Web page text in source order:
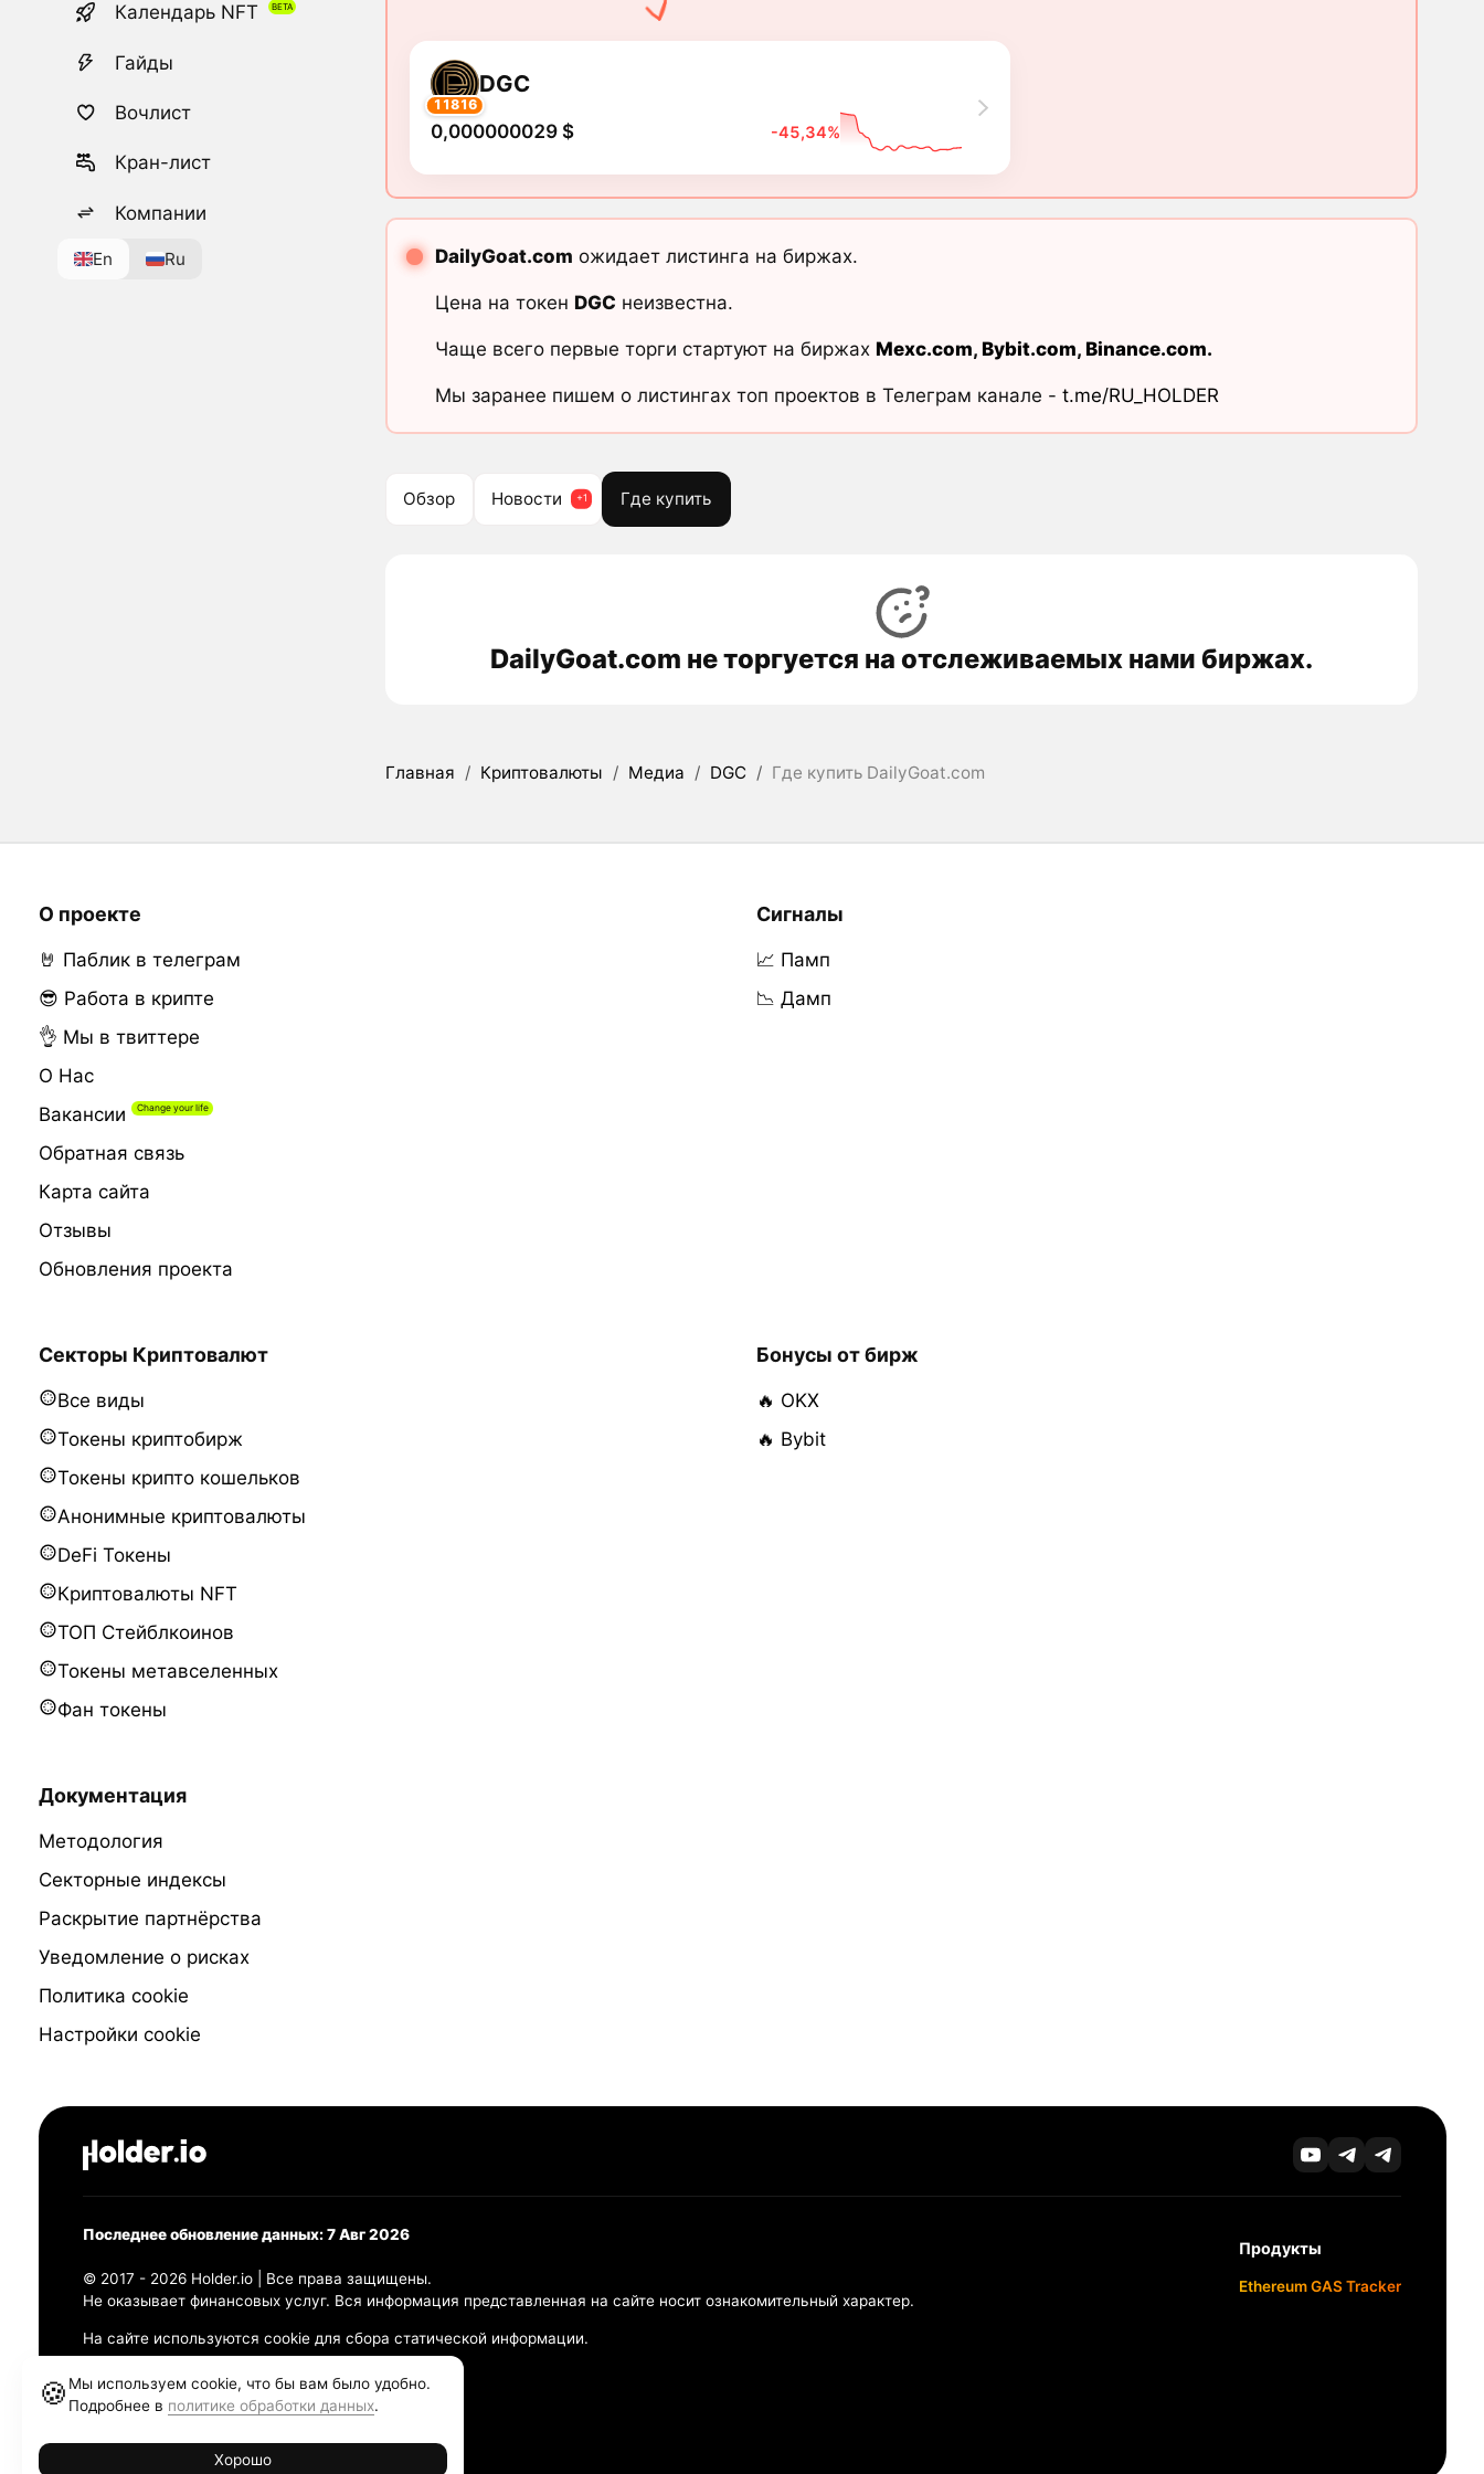
Календарь NFT
Гайды
Вочлист
Кран-лист
Компании
En Ru
11816
DGC
0,000000029 $ -45,34%
DailyGoat.com ожидает листинга на биржах.
Цена на токен DGC неизвестна.
Чаще всего первые торги стартуют на биржах Mexc.com, Bybit.com, Binance.com.
Мы заранее пишем о листингах топ проектов в Телеграм канале - t.me/RU_HOLDER
Обзор Новости Где купить
DailyGoat.com не торгуется на отслеживаемых нами биржах.
Главная / Криптовалюты / Медиа / DGC / Где купить DailyGoat.com
О проекте
🤘 Паблик в телеграм
😎 Работа в крипте
👌 Мы в твиттере
О Нас
Вакансии
Обратная связь
Карта сайта
Отзывы
Обновления проекта
Сигналы
📈 Памп
📉 Дамп
Секторы Криптовалют
Все виды
Токены криптобирж
Токены крипто кошельков
Анонимные криптовалюты
DeFi Токены
Криптовалюты NFT
ТОП Стейблкоинов
Токены метавселенных
Фан токены
Бонусы от бирж
🔥 OKX
🔥 Bybit
Документация
Методология
Секторные индексы
Раскрытие партнёрства
Уведомление о рисках
Политика cookie
Настройки cookie
Последнее обновление данных: 7 Авг 2026
© 2017 - 2026 Holder.io | Все права защищены.
Не оказывает финансовых услуг. Вся информация представленная на сайте носит ознакомительный характер.
На сайте используются cookie для сбора статической информации.
Политика конфиденциальности
Правила использования
🍪 Мы используем cookie, что бы вам было удобно.
Подробнее в политике обработки данных.
Хорошо
Продукты
Ethereum GAS Tracker